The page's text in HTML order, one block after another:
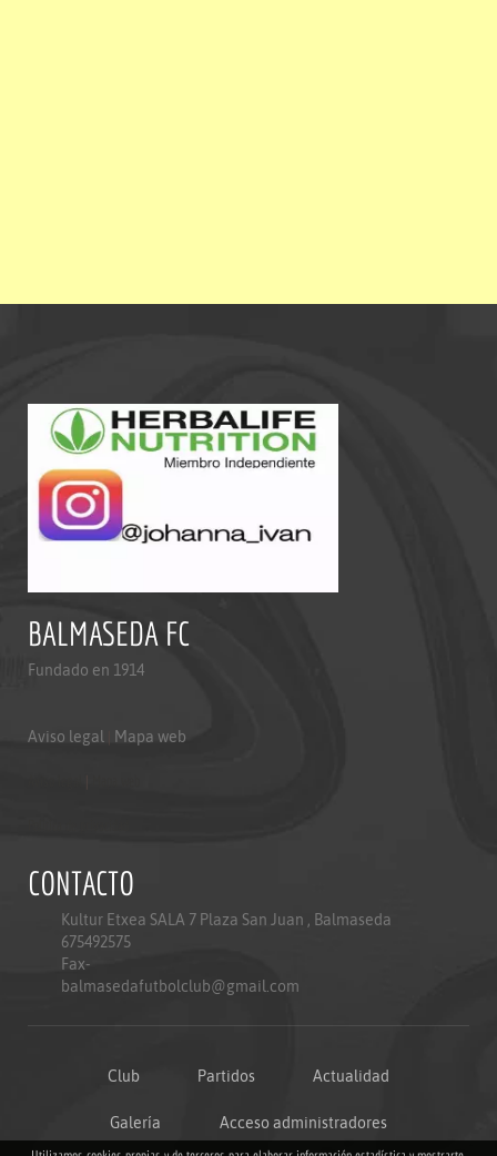
BALMASEDA FC
Fundado en 1914
Aviso legal Mapa web
CONTACTO
Kultur Etxea SALA 7 Plaza San Juan , Balmaseda
675492575
Fax-
balmasedafutbolclub@gmail.com
Club Partidos Actualidad
Galería
Acceso administradores